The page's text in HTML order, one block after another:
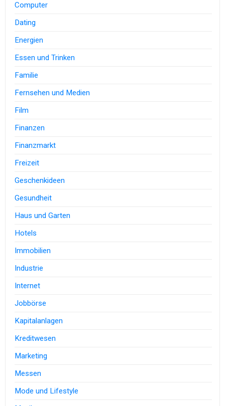
Computer
Dating
Energien
Essen und Trinken
Familie
Fernsehen und Medien
Film
Finanzen
Finanzmarkt
Freizeit
Geschenkideen
Gesundheit
Haus und Garten
Hotels
Immobilien
Industrie
Internet
Jobbörse
Kapitalanlagen
Kreditwesen
Marketing
Messen
Mode und Lifestyle